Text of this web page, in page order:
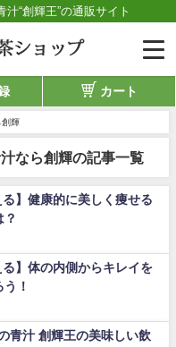
“創輝王”の通販サイト
カート
創輝
なら創輝の記事一覧
る】健康的に美しく痩せる
？
る】体の内側からキレイを
！
青汁 創輝王の美味しい飲